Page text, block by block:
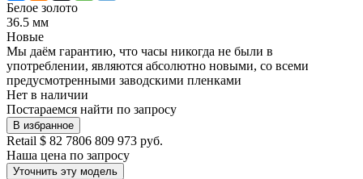
Белое золото
36.5 мм
Новые
Мы даём гарантию, что часы никогда не были в
употреблении, являются абсолютно новыми, со всеми
предусмотренными заводскими пленками
Нет в наличии
Постараемся найти по запросу
В избранное
Retail $ 82 7806 809 973 руб.
Наша цена по запросу
Уточнить эту модель